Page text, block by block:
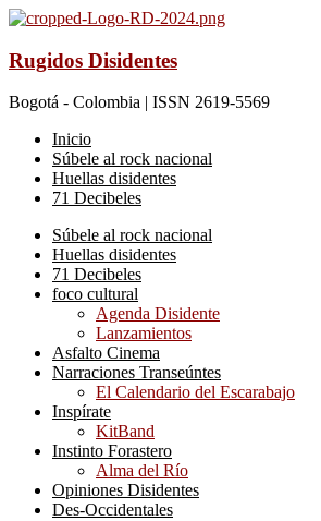
Rugidos Disidentes
Bogotá - Colombia | ISSN 2619-5569
Inicio
Súbele al rock nacional
Huellas disidentes
71 Decibeles
Súbele al rock nacional
Huellas disidentes
71 Decibeles
foco cultural
Agenda Disidente
Lanzamientos
Asfalto Cinema
Narraciones Transeúntes
El Calendario del Escarabajo
Inspírate
KitBand
Instinto Forastero
Alma del Río
Opiniones Disidentes
Des-Occidentales